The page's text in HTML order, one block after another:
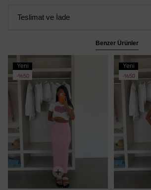
Teslimat ve İade
Benzer Ürünler
Yeni
Ürün
%50
Yeni
Ürün
%50